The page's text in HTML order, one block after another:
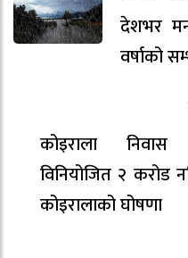
देशभर
वर्षाको
कोइराला निवास
विनियोजित २ करोड
कोइरालाको घोषणा